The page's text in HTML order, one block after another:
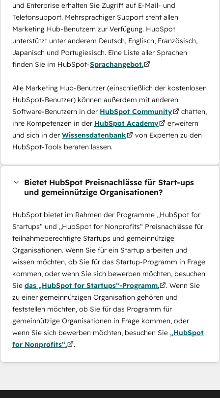
und Enterprise erhalten Sie Zugriff auf E-Mail- und
Telefonsupport. Mehrsprachiger Support steht allen
Marketing Hub-Benutzern zur Verfügung. HubSpot
unterstützt unter anderem Deutsch, Englisch, Französisch,
Japanisch und Portugiesisch. Eine Liste aller Sprachen
finden Sie im HubSpot-Sprachangebot.
Alle Marketing Hub-Benutzer (einschließlich der kostenlosen
HubSpot-Benutzer) können außerdem mit anderen
Software-Benutzern in der HubSpot Community
chatten,
ihre Kompetenzen in der HubSpot Academy
erweitern
und sich in der Wissensdatenbank
von Experten zu den
HubSpot-Tools beraten lassen.
Bietet HubSpot Preisnachlässe für Start-ups
und gemeinnützige Organisationen?
HubSpot bietet im Rahmen der Programme „HubSpot for
Startups“ und „HubSpot for Nonprofits“ Preisnachlässe für
teilnahmeberechtigte Startups und gemeinnützige
Organisationen. Wenn Sie für ein Startup arbeiten und
wissen möchten, ob Sie für das Startup-Programm in Frage
kommen, oder wenn Sie sich bewerben möchten, besuchen
Sie das „HubSpot for Startups“-Programm.
. Wenn Sie
zu einer gemeinnützigen Organisation gehören und
feststellen möchten, ob Sie für das Programm für
gemeinnützige Organisationen in Frage kommen, oder
wenn Sie sich bewerben möchten, besuchen Sie „HubSpot
for Nonprofits“.
.